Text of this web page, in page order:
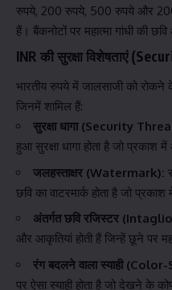
रुपये, 200 रुपये, 500 रुपये और
हैं। बैंकनोटों पर महात्मा गांधी की छवि
INR की सुरक्षा विशेषताएं
भारतीय रुपये में जालसाजी को रोकने
जिनमें शामिल हैं:
सुरक्षा धागा (Security
हुआ सुरक्षा धागा होता है जो प्रकाश
जलहस्ताक्षर (Watermark):
छवि का वाटरमार्क होता है जो
अंतर्गत छवि रजिस्टर
और आकृतियां होती हैं जिन्हें छूने पर
रंग बदलने वाला स्याही
पर ऐसा स्याही होता है जो देखने के